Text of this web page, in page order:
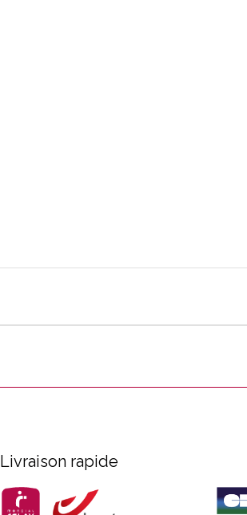
Livraison rapide